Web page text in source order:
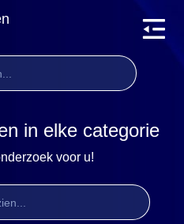
in elke categorie
voor u!